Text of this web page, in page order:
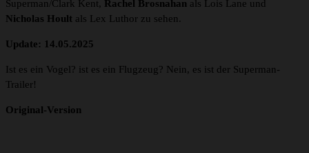
Superman/Clark Kent, Rachel Brosnahan als Lois Lane und
Nicholas Hoult als Lex Luthor zu sehen.
Update: 14.05.2025
Ist es ein Vogel? ist es ein Flugzeug? Nein, es ist der Superman-
Trailer!
Original-Version